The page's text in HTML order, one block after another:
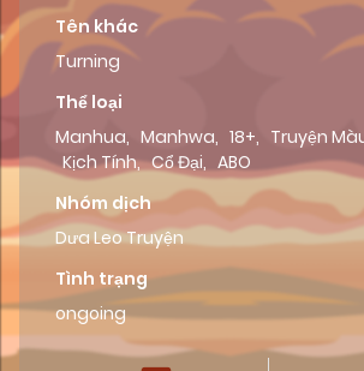
Tên khác
Turning
Thể loại
Manhua, Manhwa, 18+, Truyện
Kịch Tính, Cổ Đại, ABO
Nhóm dịch
Dưa Leo Truyện
Tình trạng
ongoing